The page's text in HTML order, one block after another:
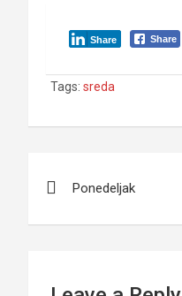
Share
Share
Tags: sreda
navigation
Ponedeljak